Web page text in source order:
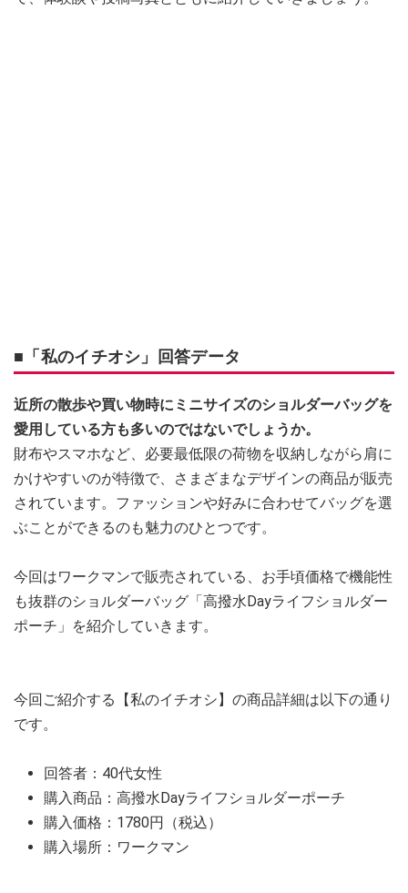
■「私のイチオシ」回答データ
近所の散歩や買い物時にミニサイズのショルダーバッグを
愛用している方も多いのではないでしょうか。
財布やスマホなど、必要最低限の荷物を収納しながら肩に
かけやすいのが特徴で、さまざまなデザインの商品が販売
されています。ファッションや好みに合わせてバッグを選
ぶことができるのも魅力のひとつです。
今回はワークマンで販売されている、お手頃価格で機能性
も抜群のショルダーバッグ「高撥水Dayライフショルダー
ポーチ」を紹介していきます。
今回ご紹介する【私のイチオシ】の商品詳細は以下の通り
です。
回答者：40代女性
購入商品：高撥水Dayライフショルダーポーチ
購入価格：1780円（税込）
購入場所：ワークマン